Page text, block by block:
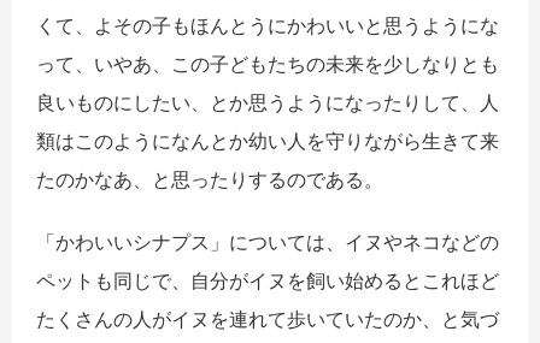
くて、よその子もほんとうにかわいいと思うようにな
って、いやあ、この子どもたちの未来を少しなりとも
良いものにしたい、とか思うようになったりして、人
類はこのようになんとか幼い人を守りながら生きて来
たのかなあ、と思ったりするのである。
「かわいいシナプス」については、イヌやネコなどの
ペットも同じで、自分がイヌを飼い始めるとこれほど
たくさんの人がイヌを連れて歩いていたのか、と気づ